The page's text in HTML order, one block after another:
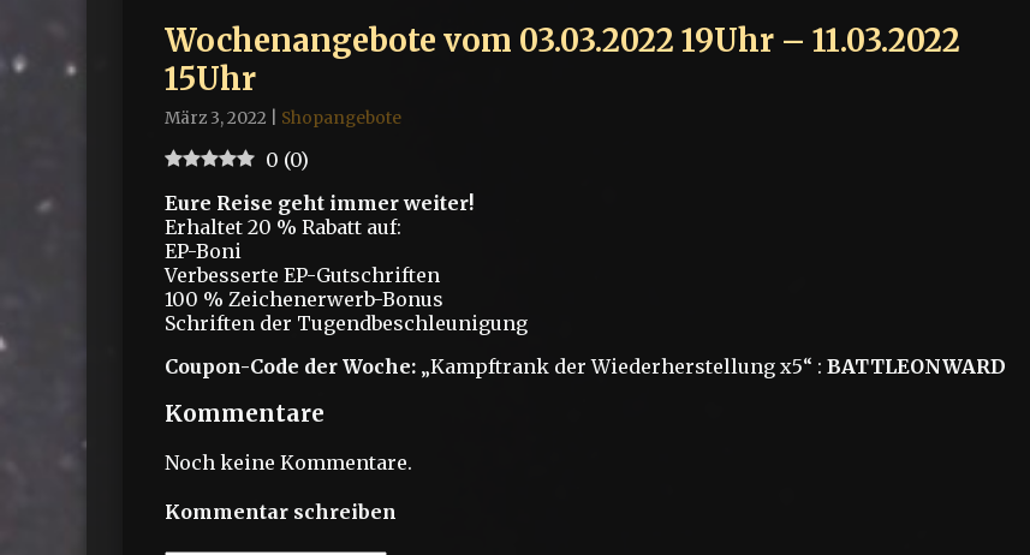
Wochenangebote vom 03.03.2022 19Uhr – 11.03.2022
15Uhr
März 3, 2022 Shopangebote
0 (0)
Eure Reise geht immer weiter!
Erhaltet 20 % Rabatt auf:
EP-Boni
Verbesserte EP-Gutschriften
100 % Zeichenerwerb-Bonus
Schriften der Tugendbeschleunigung
Coupon-Code der Woche: „Kampftrank der Wiederherstellung x5“ : BATTLEONWARD
Kommentare
Noch keine Kommentare.
Kommentar schreiben